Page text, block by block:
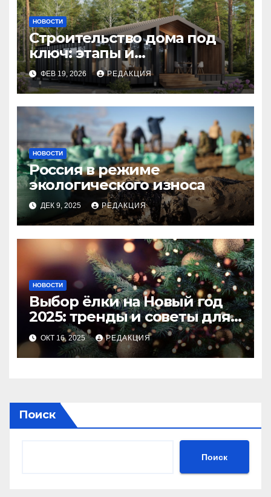
НОВОСТИ
Строительство дома под
ключ: этапы и
планирование бюджета
ФЕВ 19, 2026 РЕДАКЦИЯ
НОВОСТИ
Россия в режиме
экологического износа
ДЕК 9, 2025 РЕДАКЦИЯ
НОВОСТИ
Выбор ёлки на Новый год
2025: тренды и советы для
идеального праздника
ОКТ 16, 2025 РЕДАКЦИЯ
Поиск
Поиск